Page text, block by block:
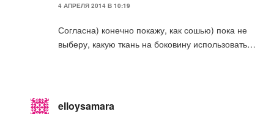
4 АПРЕЛЯ 2014 В 10:19
Согласна) конечно покажу, как сошью) пока не
выберу, какую ткань на боковину использовать…
elloysamara